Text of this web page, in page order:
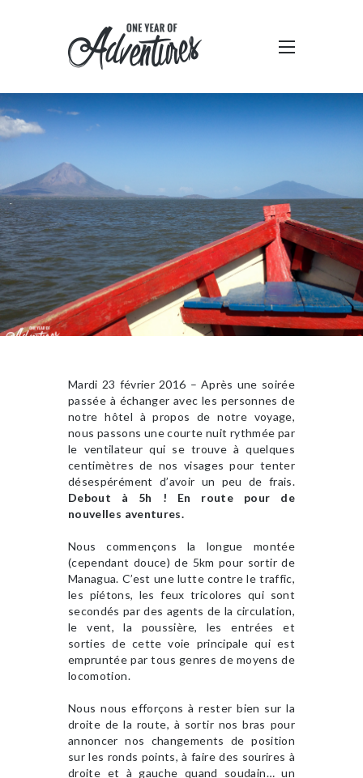
Mardi 23 février 2016 – Après une soirée
passée à échanger avec les personnes de
notre hôtel à propos de notre voyage,
nous passons une courte nuit rythmée par
le ventilateur qui se trouve à quelques
centimètres de nos visages pour tenter
désespérément d’avoir un peu de frais.
Debout à 5h ! En route pour de
nouvelles aventures.
Nous commençons la longue montée
(cependant douce) de 5km pour sortir de
Managua. C’est une lutte contre le traffic,
les piétons, les feux tricolores qui sont
secondés par des agents de la circulation,
le vent, la poussière, les entrées et
sorties de cette voie principale qui est
empruntée par tous genres de moyens de
locomotion.
Nous nous efforçons à rester bien sur la
droite de la route, à sortir nos bras pour
annoncer nos changements de position
sur les ronds points, à faire des sourires à
droite et à gauche quand soudain… un